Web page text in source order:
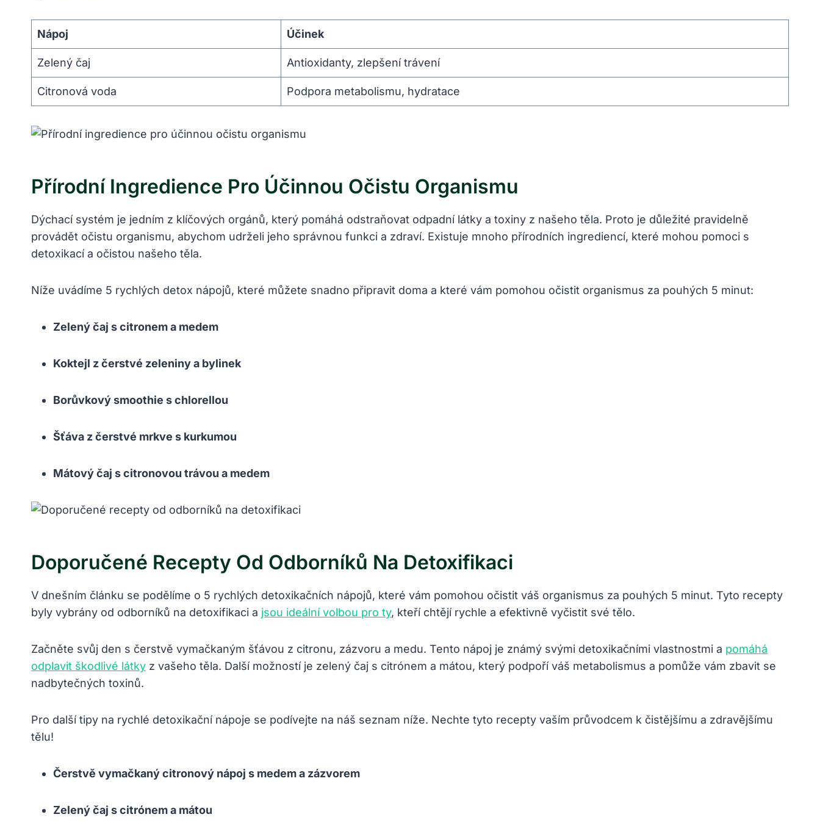
Nápoj Účinek
Zelený čaj Antioxidanty, zlepšení trávení
Citronová voda Podpora metabolismu, hydratace
Přírodní Ingredience Pro Účinnou Očistu Organismu
Dýchací systém je jedním z klíčových orgánů, který pomáhá odstraňovat odpadní látky a toxiny z našeho těla. Proto je důležité pravidelně
provádět očistu organismu, abychom udrželi jeho správnou funkci a zdraví. Existuje mnoho přírodních ingrediencí, které mohou pomoci s
detoxikací a očistou našeho těla.
Níže uvádíme 5 rychlých detox nápojů, které můžete snadno připravit doma a které vám pomohou očistit organismus za pouhých 5 minut:
Zelený čaj s citronem a medem
Koktejl z čerstvé zeleniny a bylinek
Borůvkový smoothie s chlorellou
Šťáva z čerstvé mrkve s kurkumou
Mátový čaj s citronovou trávou a medem
Doporučené Recepty Od Odborníků Na Detoxifikaci
V dnešním článku se podělíme o 5 rychlých detoxikačních nápojů, které vám pomohou očistit váš organismus za pouhých 5 minut. Tyto recepty
byly vybrány od odborníků na detoxifikaci a jsou ideální volbou pro ty, kteří chtějí rychle a efektivně vyčistit své tělo.
Začněte svůj den s čerstvě vymačkaným šťávou z citronu, zázvoru a medu. Tento nápoj je známý svými detoxikačními vlastnostmi a pomáhá
odplavit škodlivé látky z vašeho těla. Další možností je zelený čaj s citrónem a mátou, který podpoří váš metabolismus a pomůže vám zbavit se
nadbytečných toxinů.
Pro další tipy na rychlé detoxikační nápoje se podívejte na náš seznam níže. Nechte tyto recepty vaším průvodcem k čistějšímu a zdravějšímu
tělu!
Čerstvě vymačkaný citronový nápoj s medem a zázvorem
Zelený čaj s citrónem a mátou